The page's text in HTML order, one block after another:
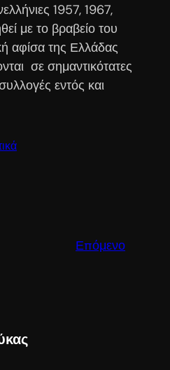
1957, 1967,
με το βραβείο του
αφίσα της Ελλάδας
σε σημαντικότατες
εντός και
Επόμενο